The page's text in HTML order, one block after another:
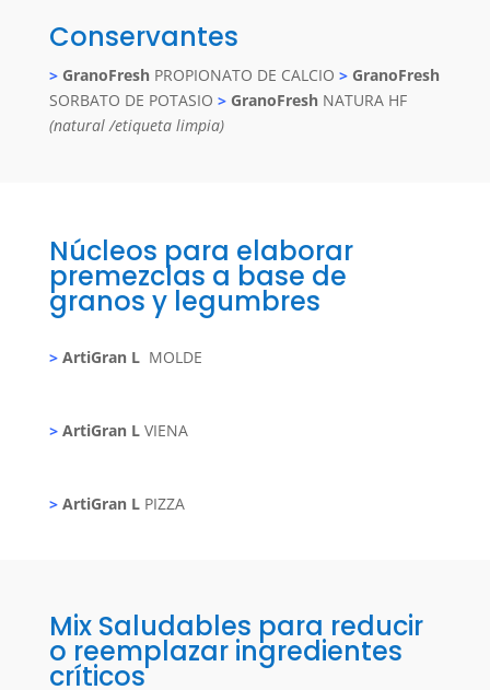
Conservantes
> GranoFresh PROPIONATO DE CALCIO > GranoFresh
SORBATO DE POTASIO > GranoFresh NATURA HF
(natural /etiqueta limpia)
Núcleos para elaborar
premezclas a base de
granos y legumbres
>ArtiGran L MOLDE
> ArtiGran L VIENA
> ArtiGran L PIZZA
Mix Saludables para reducir
o reemplazar ingredientes
críticos